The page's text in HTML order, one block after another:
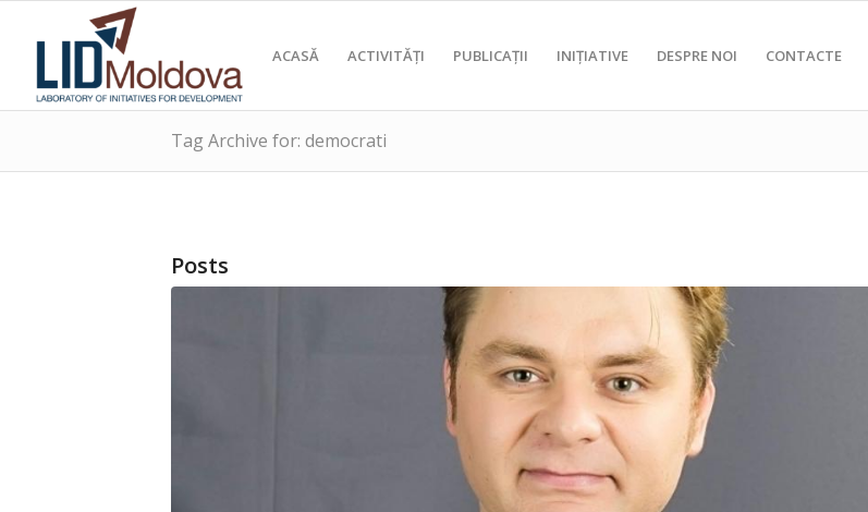
ACASĂ ACTIVITĂȚI PUBLICAȚII INIȚIATIVE DESPRE NOI CONTACTE
Tag Archive for: democrati
Posts